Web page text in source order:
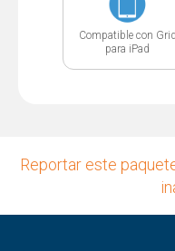
Compatible con Grid
para iPad
Reportar este